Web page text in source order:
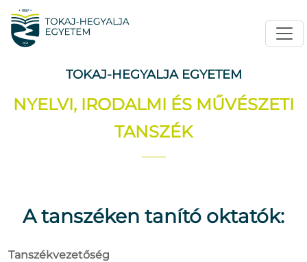
TOKAJ-HEGYALJA EGYETEM
NYELVI, IRODALMI ÉS MŰVÉSZETI
TANSZÉK
A tanszéken tanító oktatók:
Tanszékvezetőség